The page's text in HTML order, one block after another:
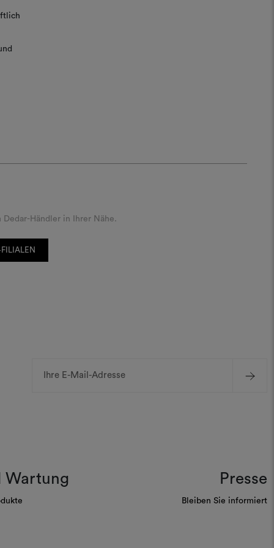
Händler in Ihrer Nähe.
Mail-
Wartung Presse
Bleiben Sie informiert